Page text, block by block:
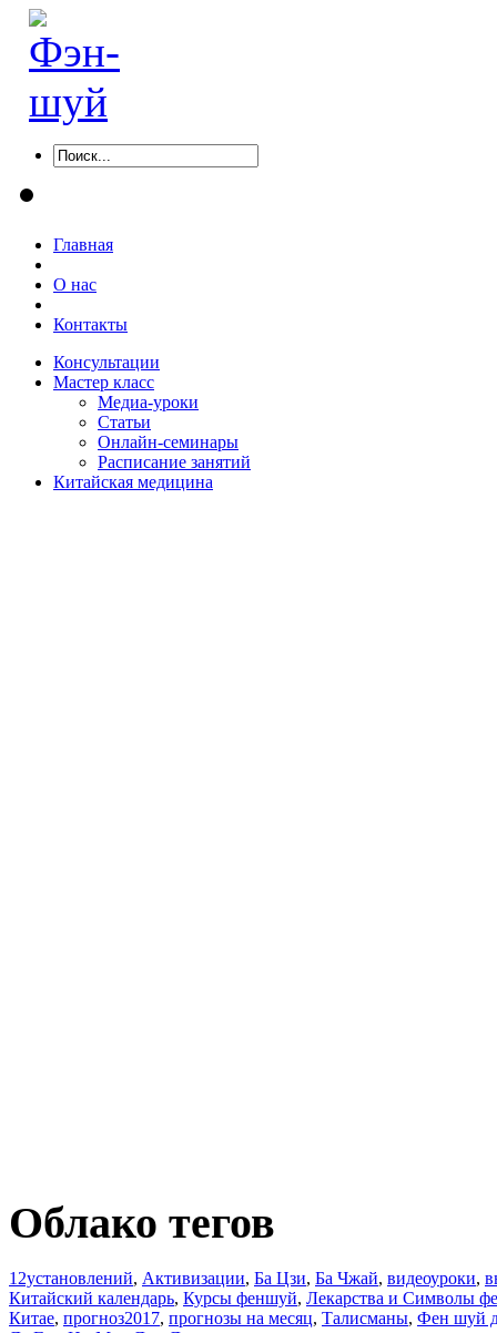
Главная
О нас
Контакты
Консультации
Мастер класс
Медиа-уроки
Статьи
Онлайн-семинары
Расписание занятий
Китайская медицина
Облако тегов
12установлений, Активизации, Ба Цзи, Ба Чжай, видеоуроки,
Китайский календарь, Курсы феншуй, Лекарства и Символы
Китае, прогноз2017, прогнозы на месяц, Талисманы, Фен шуй